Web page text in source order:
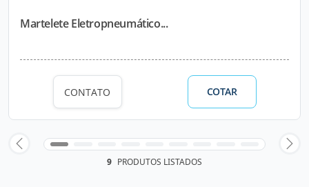
Martelete Eletropneumático...
CONTATO COTAR
9 PRODUTOS LISTADOS